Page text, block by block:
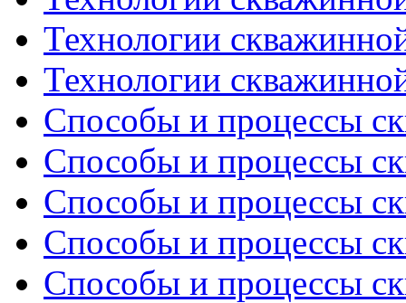
Технологии
Технологии
Способы и процессы
Способы и процессы
Способы и процессы
Способы и процессы
Способы и процессы